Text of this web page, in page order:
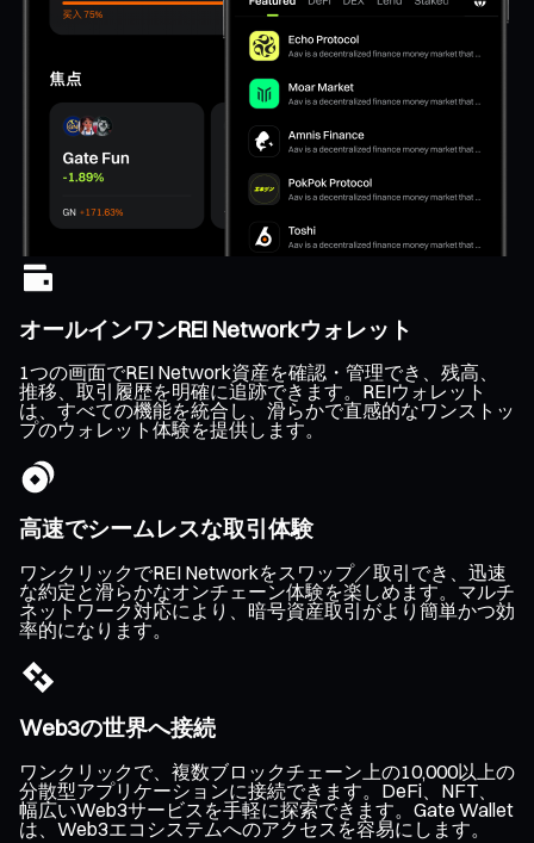
オールインワンREI Networkウォレット
1つの画面でREI Network資産を確認・管理でき、残高、
推移、取引履歴を明確に追跡できます。REIウォレット
は、すべての機能を統合し、滑らかで直感的なワンストッ
プのウォレット体験を提供します。
高速でシームレスな取引体験
ワンクリックでREI Networkをスワップ／取引でき、迅速
な約定と滑らかなオンチェーン体験を楽しめます。マルチ
ネットワーク対応により、暗号資産取引がより簡単かつ効
率的になります。
Web3の世界へ接続
ワンクリックで、複数ブロックチェーン上の10,000以上の
分散型アプリケーションに接続できます。DeFi、NFT、
幅広いWeb3サービスを手軽に探索できます。Gate Wallet
は、Web3エコシステムへのアクセスを容易にします。